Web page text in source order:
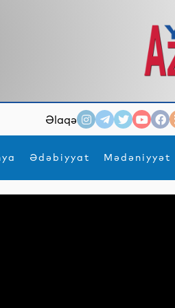
Əlaqə
Ədəbiyyat Mədəniyyət